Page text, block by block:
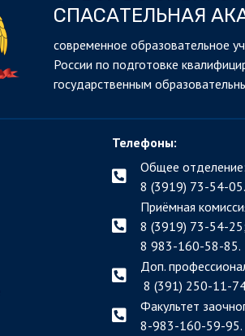
СПАСАТЕЛЬНАЯ
cовременное образовательное
России по подготовке
государственным
Телефоны:
Общее отделение:
8 (3919) 73-54-05.
Приёмная
8 (3919) 73-54-
8 983-160-58-85.
Доп.
8 (391) 250-11-
Факультет
8-983-160-59-95.